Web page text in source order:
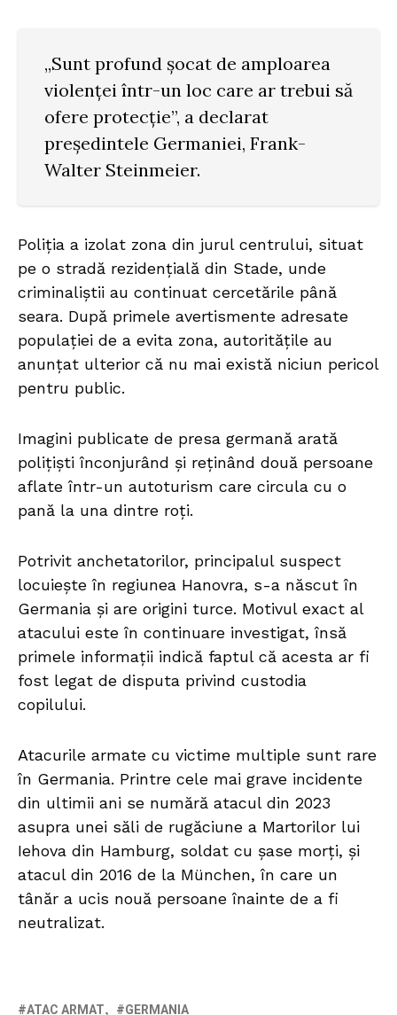
„Sunt profund șocat de amploarea
violenței într-un loc care ar trebui să
ofere protecție”, a declarat
președintele Germaniei, Frank-
Walter Steinmeier.
Poliția a izolat zona din jurul centrului, situat
pe o stradă rezidențială din Stade, unde
criminaliștii au continuat cercetările până
seara. După primele avertismente adresate
populației de a evita zona, autoritățile au
anunțat ulterior că nu mai există niciun pericol
pentru public.
Imagini publicate de presa germană arată
polițiști înconjurând și reținând două persoane
aflate într-un autoturism care circula cu o
pană la una dintre roți.
Potrivit anchetatorilor, principalul suspect
locuiește în regiunea Hanovra, s-a născut în
Germania și are origini turce. Motivul exact al
atacului este în continuare investigat, însă
primele informații indică faptul că acesta ar fi
fost legat de disputa privind custodia
copilului.
Atacurile armate cu victime multiple sunt rare
în Germania. Printre cele mai grave incidente
din ultimii ani se numără atacul din 2023
asupra unei săli de rugăciune a Martorilor lui
Iehova din Hamburg, soldat cu șase morți, și
atacul din 2016 de la München, în care un
tânăr a ucis nouă persoane înainte de a fi
neutralizat.
ATAC ARMAT GERMANIA